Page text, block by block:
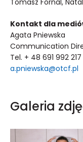
Kontakt dla
Agata Pniewska
Communication
Tel. + 48 691 992 217
a.pniewska@otcf.pl
Galeria